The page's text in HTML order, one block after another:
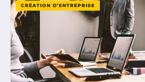
CRÉATION D’ENTREPRISE